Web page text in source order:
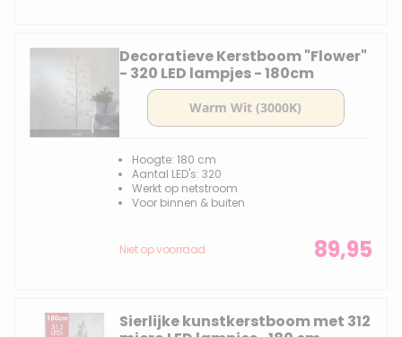
Decoratieve Kerstboom "Flower"
- 320 LED lampjes - 180cm
Hoogte: 180 cm
Aantal LED's: 320
Werkt op netstroom
Voor binnen & buiten
Niet op voorraad 89,95
Sierlijke kunstkerstboom met 312